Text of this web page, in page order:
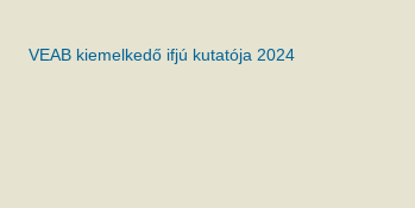
VEAB kiemelkedő ifjú kutatója 2024